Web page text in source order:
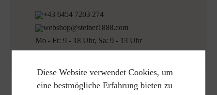
+43 6454 7203 274
webshop@steiner1888.com
Mo - Fr: 9 - 18 Uhr, Sa: 9 - 13 Uhr
Diese Website verwendet Cookies, um
eine bestmögliche Erfahrung bieten zu